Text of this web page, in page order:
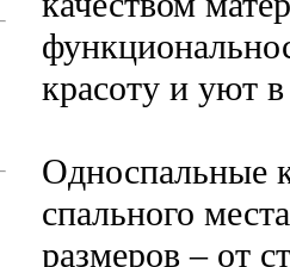
красоту и уют
Односпальные
спального
размеров – от